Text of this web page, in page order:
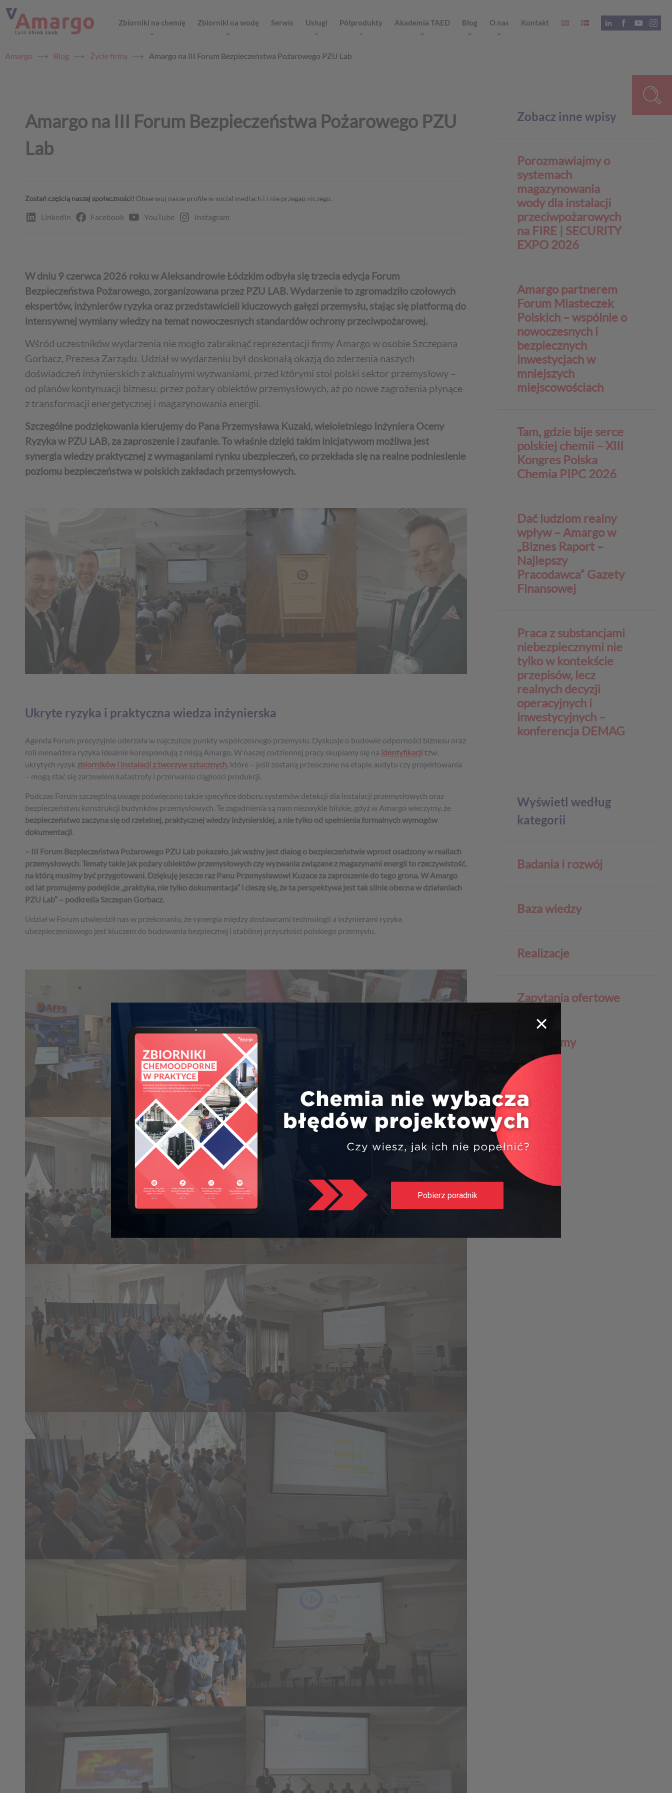
Zbiorniki na chemię Zbiorniki na wodę Serwis Usługi Półprodukty Akademia TAED Blog O nas Kontakt
Amargo ⟶ Blog ⟶ Życie firmy ⟶ Amargo na III Forum Bezpieczeństwa Pożarowego PZU Lab
Amargo na III Forum Bezpieczeństwa Pożarowego PZU
Lab
Zostań częścią naszej społeczności! Obserwuj nasze profile w social mediach i i nie przegap niczego.
LinkedIn Facebook YouTube Instagram
W dniu 9 czerwca 2026 roku w Aleksandrowie Łódzkim odbyła się trzecia edycja Forum
Bezpieczeństwa Pożarowego, zorganizowana przez PZU LAB. Wydarzenie to zgromadziło czołowych
ekspertów, inżynierów ryzyka oraz przedstawicieli kluczowych gałęzi przemysłu, stając się platformą do
intensywnej wymiany wiedzy na temat nowoczesnych standardów ochrony przeciwpożarowej.
Wśród uczestników wydarzenia nie mogło zabraknąć reprezentacji firmy Amargo w osobie Szczepana
Gorbacz, Prezesa Zarządu. Udział w wydarzeniu był doskonałą okazją do zderzenia naszych
doświadczeń inżynierskich z aktualnymi wyzwaniami, przed którymi stoi polski sektor przemysłowy –
od planów kontynuacji biznesu, przez pożary obiektów przemysłowych, aż po nowe zagrożenia płynące
z transformacji energetycznej i magazynowania energii.
Szczególne podziękowania kierujemy do Pana Przemysława Kuzaki, wieloletniego Inżyniera Oceny
Ryzyka w PZU LAB, za zaproszenie i zaufanie. To właśnie dzięki takim inicjatywom możliwa jest
synergia wiedzy praktycznej z wymaganiami rynku ubezpieczeń, co przekłada się na realne podniesienie
poziomu bezpieczeństwa w polskich zakładach przemysłowych.
Ukryte ryzyka i praktyczna wiedza inżynierska
Agenda Forum precyzyjnie uderzała w najczulsze punkty współczesnego przemysłu. Dyskusje o budowie odporności biznesu oraz
roli menadżera ryzyka idealnie korespondują z misją Amargo. W naszej codziennej pracy skupiamy się na identyfikacji tzw.
ukrytych ryzyk zbiorników i instalacji z tworzyw sztucznych, które – jeśli zostaną przeoczone na etapie audytu czy projektowania
– mogą stać się zarzewiem katastrofy i przerwania ciągłości produkcji.
Podczas Forum szczególną uwagę poświęcono także specyfice doboru systemów detekcji dla instalacji przemysłowych oraz
bezpieczeństwu konstrukcji budynków przemysłowych. Te zagadnienia są nam niezwykle bliskie, gdyż w Amargo wierzymy, że
bezpieczeństwo zaczyna się od rzetelnej, praktycznej wiedzy inżynierskiej, a nie tylko od spełnienia formalnych wymogów
dokumentacji.
– III Forum Bezpieczeństwa Pożarowego PZU Lab pokazało, jak ważny jest dialog o bezpieczeństwie wprost osadzony w realiach
przemysłowych. Tematy takie jak pożary obiektów przemysłowych czy wyzwania związane z magazynami energii to rzeczywistość,
na którą musimy być przygotowani. Dziękuję jeszcze raz Panu Przemysławowi Kuzace za zaproszenie do tego grona. W Amargo
od lat promujemy podejście „praktyka, nie tylko dokumentacja” i cieszę się, że ta perspektywa jest tak silnie obecna w działaniach
PZU Lab” – podkreśla Szczepan Gorbacz.
Udział w Forum utwierdził nas w przekonaniu, że synergia między dostawcami technologii a inżynierami ryzyka
ubezpieczeniowego jest kluczem do budowania bezpiecznej i stabilnej przyszłości polskiego przemysłu.
Zobacz inne wpisy
Porozmawiajmy o
systemach
magazynowania
wody dla instalacji
przeciwpożarowych
na FIRE | SECURITY
EXPO 2026
Amargo partnerem
Forum Miasteczek
Polskich – wspólnie o
nowoczesnych i
bezpiecznych
inwestycjach w
mniejszych
miejscowościach
Tam, gdzie bije serce
polskiej chemii – XIII
Kongres Polska
Chemia PIPC 2026
Dać ludziom realny
wpływ – Amargo w
„Biznes Raport –
Najlepszy
Pracodawca” Gazety
Finansowej
Praca z substancjami
niebezpiecznymi nie
tylko w kontekście
przepisów, lecz
realnych decyzji
operacyjnych i
inwestycyjnych –
konferencja DEMAG
Wyświetl według
kategorii
Badania i rozwój
Baza wiedzy
Realizacje
Zapytania ofertowe
Życie firmy
×
Pobierz poradnik